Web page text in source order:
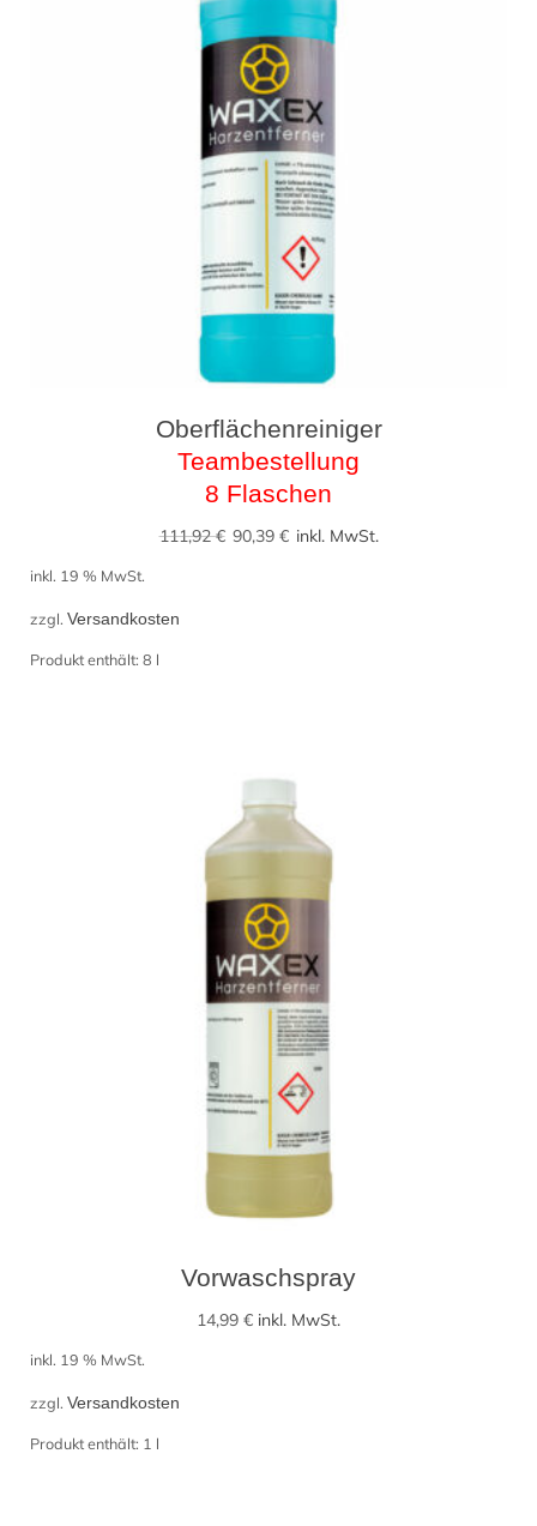
Oberflächenreiniger
Teambestellung
8 Flaschen
111,92€ Ursprünglicher
90,39 € Aktueller
inkl. MwSt.
inkl. 19 % MwSt.
zzgl. Versandkosten
Produkt enthält: 8 l
Vorwaschspray
14,99 € inkl. MwSt.
inkl. 19 % MwSt.
zzgl. Versandkosten
Produkt enthält: 1 l